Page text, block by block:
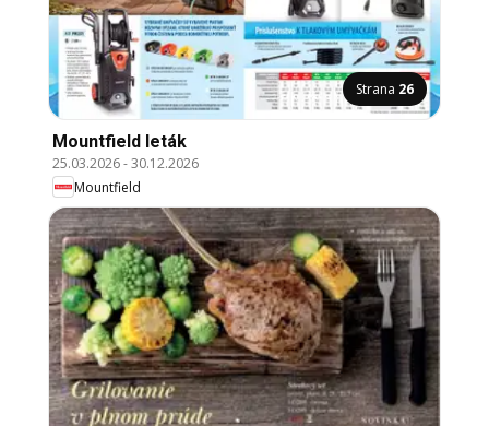
Strana 26
Mountfield leták
25.03.2026-30.12.2026
Mountfield